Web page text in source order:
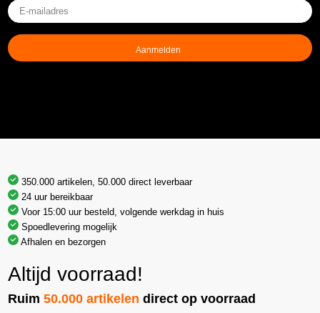
E-
mailadres
(Vereist)
350.000 artikelen, 50.000 direct leverbaar
24 uur bereikbaar
Voor 15:00 uur besteld, volgende werkdag in huis
Spoedlevering mogelijk
Afhalen en bezorgen
Altijd voorraad!
Ruim50.000 artikelen direct op voorraad